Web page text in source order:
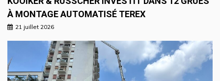
À MONTAGE AUTOMATISÉ TEREX
21 juillet 2026